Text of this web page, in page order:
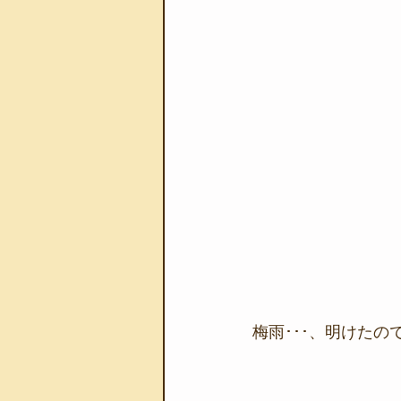
梅雨･･･、明けたの